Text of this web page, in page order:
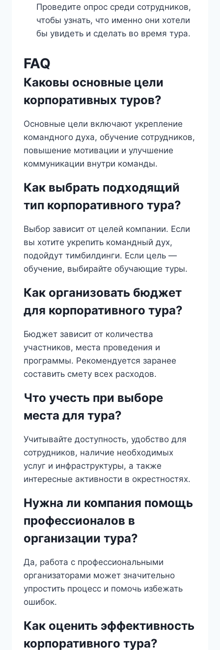
Проведите опрос среди сотрудников,
чтобы узнать, что именно они хотели
бы увидеть и сделать во время тура.
FAQ
Каковы основные цели
корпоративных туров?
Основные цели включают укрепление
командного духа, обучение сотрудников,
повышение мотивации и улучшение
коммуникации внутри команды.
Как выбрать подходящий
тип корпоративного тура?
Выбор зависит от целей компании. Если
вы хотите укрепить командный дух,
подойдут тимбилдинги. Если цель —
обучение, выбирайте обучающие туры.
Как организовать бюджет
для корпоративного тура?
Бюджет зависит от количества
участников, места проведения и
программы. Рекомендуется заранее
составить смету всех расходов.
Что учесть при выборе
места для тура?
Учитывайте доступность, удобство для
сотрудников, наличие необходимых
услуг и инфраструктуры, а также
интересные активности в окрестностях.
Нужна ли компания помощь
профессионалов в
организации тура?
Да, работа с профессиональными
организаторами может значительно
упростить процесс и помочь избежать
ошибок.
Как оценить эффективность
корпоративного тура?